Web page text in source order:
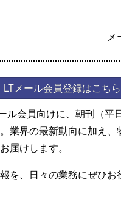
メ
LTメール会員登録はこちら
ル会員向けに、朝刊（平
業界の最新動向に加え
届けします。
を、日々の業務にぜひお